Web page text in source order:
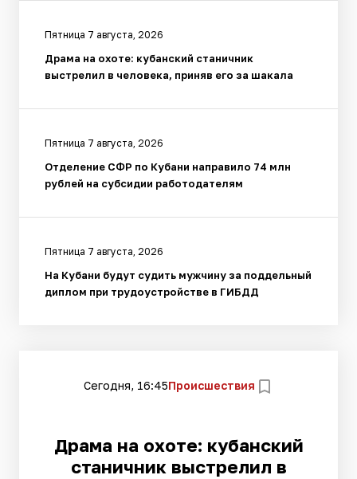
Пятница 7 августа, 2026
Драма на охоте: кубанский станичник
выстрелил в человека, приняв его за шакала
Пятница 7 августа, 2026
Отделение СФР по Кубани направило 74 млн
рублей на субсидии работодателям
Пятница 7 августа, 2026
На Кубани будут судить мужчину за поддельный
диплом при трудоустройстве в ГИБДД
Сегодня, 16:45Происшествия
Драма на охоте: кубанский
станичник выстрелил в